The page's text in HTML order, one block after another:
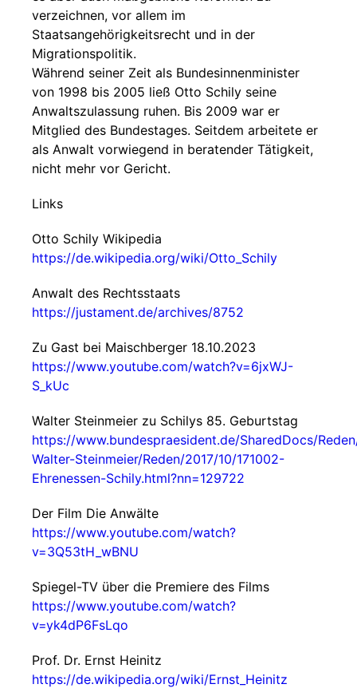
verzeichnen, vor allem im
Staatsangehörigkeitsrecht und in der
Migrationspolitik.
Während seiner Zeit als Bundesinnenminister
von 1998 bis 2005 ließ Otto Schily seine
Anwaltszulassung ruhen. Bis 2009 war er
Mitglied des Bundestages. Seitdem arbeitete er
als Anwalt vorwiegend in beratender Tätigkeit,
nicht mehr vor Gericht.
Links
Otto Schily Wikipedia
https://de.wikipedia.org/wiki/Otto_Schily
Anwalt des Rechtsstaats
https://justament.de/archives/8752
Zu Gast bei Maischberger 18.10.2023
https://www.youtube.com/watch?v=6jxWJ-
S_kUc
Walter Steinmeier zu Schilys 85. Geburtstag
https://www.bundespraesident.de/SharedDocs/
Walter-Steinmeier/Reden/2017/10/171002-
Ehrenessen-Schily.html?nn=129722
Der Film Die Anwälte
https://www.youtube.com/watch?
v=3Q53tH_wBNU
Spiegel-TV über die Premiere des Films
https://www.youtube.com/watch?
v=yk4dP6FsLqo
Prof. Dr. Ernst Heinitz
https://de.wikipedia.org/wiki/Ernst_Heinitz